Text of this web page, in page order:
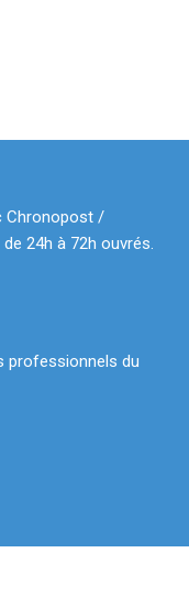
Chronopost /
24h à 72h ouvrés.
professionnels du